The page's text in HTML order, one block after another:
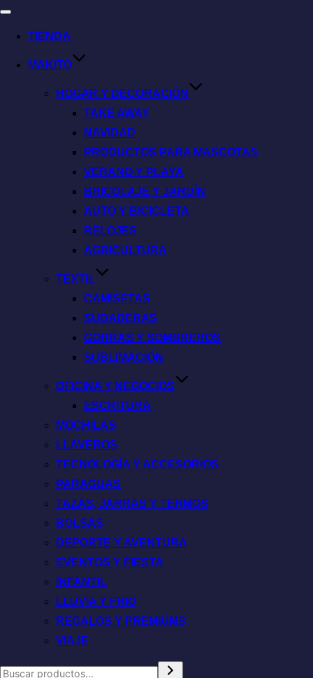
TIENDA
MAKITO
HOGAR Y DECORACIÓN
TAKE AWAY
NAVIDAD
PRODUCTOS PARA MASCOTAS
VERANO Y PLAYA
BRICOLAJE Y JARDÍN
AUTO Y BICICLETA
RELOJES
AGRICULTURA
TEXTIL
CAMISETAS
SUDADERAS
GORRAS Y SOMBREROS
SUBLIMACIÓN
OFICINA Y NEGOCIOS
ESCRITURA
MOCHILAS
LLAVEROS
TECNOLOGÍA Y ACCESORIOS
PARAGUAS
TAZAS, JARRAS Y TERMOS
BOLSAS
DEPORTE Y AVENTURA
EVENTOS Y FIESTA
INFANTIL
LLUVIA Y FRIO
REGALOS Y PREMIUMS
VIAJE